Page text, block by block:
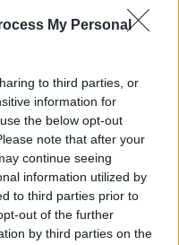
My Personal
to third parties, or
information for
the below opt-out
note that after your
continue seeing
information utilized by
to third parties prior to
out of the further
by third parties on the